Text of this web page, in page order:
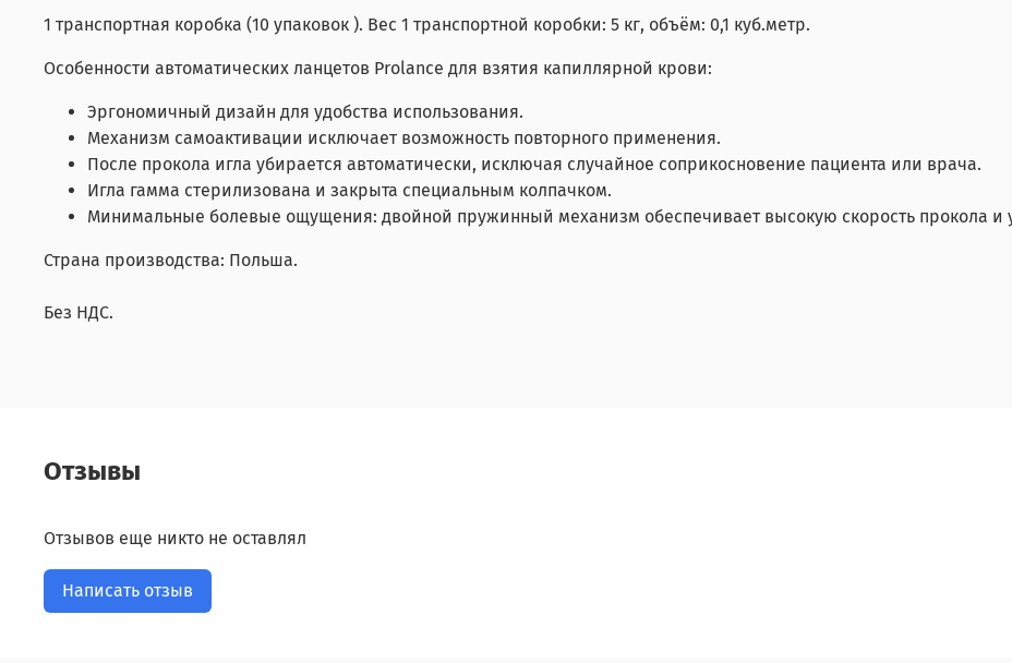
1 транспортная коробка (10 упаковок ). Вес 1 транспортной коробки: 5 кг, объём: 0,1 куб.метр.
Особенности автоматических ланцетов Prolance для взятия капиллярной крови:
Эргономичный дизайн для удобства использования.
Механизм самоактивации исключает возможность повторного применения.
После прокола игла убирается автоматически, исключая случайное соприкосновение пациента или врача.
Игла гамма стерилизована и закрыта специальным колпачком.
Минимальные болевые ощущения: двойной пружинный механизм обеспечивает высокую скорость прокола и
Страна производства: Польша.
Без НДС.
Отзывы
Отзывов еще никто не оставлял
Написать отзыв